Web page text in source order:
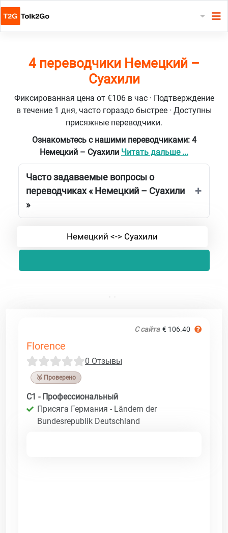
4 переводчики Немецкий –
Суахили
Фиксированная цена от €106 в час · Подтверждение
в течение 1 дня, часто гораздо быстрее · Доступны
присяжные переводчики.
Ознакомьтесь с нашими переводчиками: 4
Немецкий – Суахили Читать дальше ...
Часто задаваемые вопросы о
переводчиках « Немецкий – Суахили
»
Немецкий <-> Суахили
С сайта € 106.40
Florence
0 Отзывы
🥉 Проверено
C1 - Профессиональный
Присяга Германия - Ländern der
Bundesrepublik Deutschland